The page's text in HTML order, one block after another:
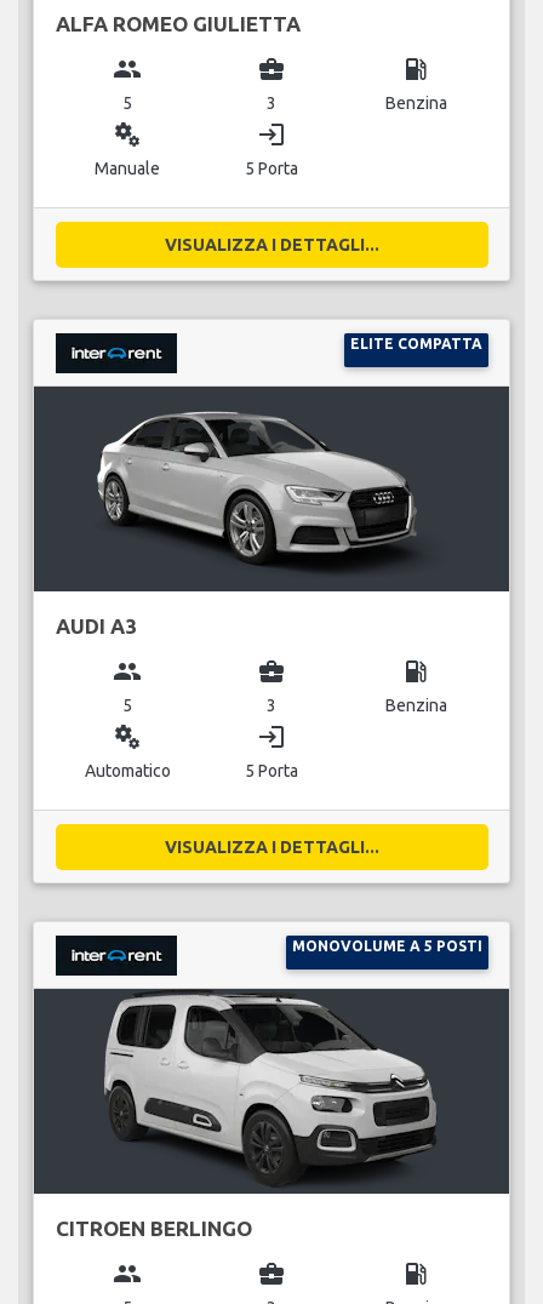
ALFA ROMEO GIULIETTA
group
5
business_center
3
local_gas_station
Benzina
miscellaneous_services
Manuale
login
5 Porta
VISUALIZZA I DETTAGLI...
ELITE COMPATTA
AUDI A3
group
5
business_center
3
local_gas_station
Benzina
miscellaneous_services
Automatico
login
5 Porta
VISUALIZZA I DETTAGLI...
MONOVOLUME A 5 POSTI
CITROEN BERLINGO
group business_center local_gas_station